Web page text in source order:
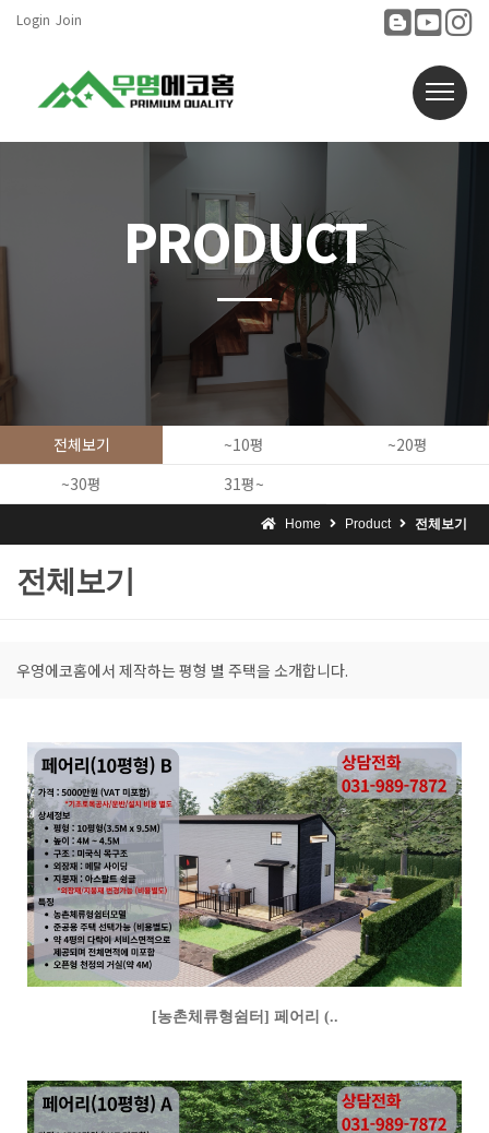
Login Join
PRODUCT
전체보기 ~10평
~20평
~30평
31평~
Home Product 전체보기
전체보기
우영에코홈에서 제작하는 평형 별 주택을 소개합니다.
[농촌체류형쉼터] 페어리 (..